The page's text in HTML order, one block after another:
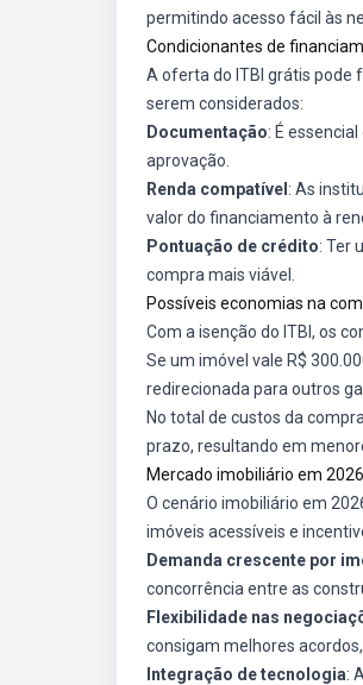
permitindo acesso fácil às
Condicionantes de
A oferta do ITBI grátis pode
serem considerados:
Documentação: É
aprovação.
Renda compatível : As
valor do financiamento à
Pontuação de crédito: Ter
compra mais viável.
Possíveis economias na
Com a isenção do ITBI, os
Se um imóvel vale R$
redirecionada para outros
No total de custos da
prazo, resultando em
Mercado imobiliário em
O cenário imobiliário em
imóveis acessíveis e
Demanda crescente por
concorrência entre as
Flexibilidade nas
consigam melhores acordos,
Integração de tecnologia: